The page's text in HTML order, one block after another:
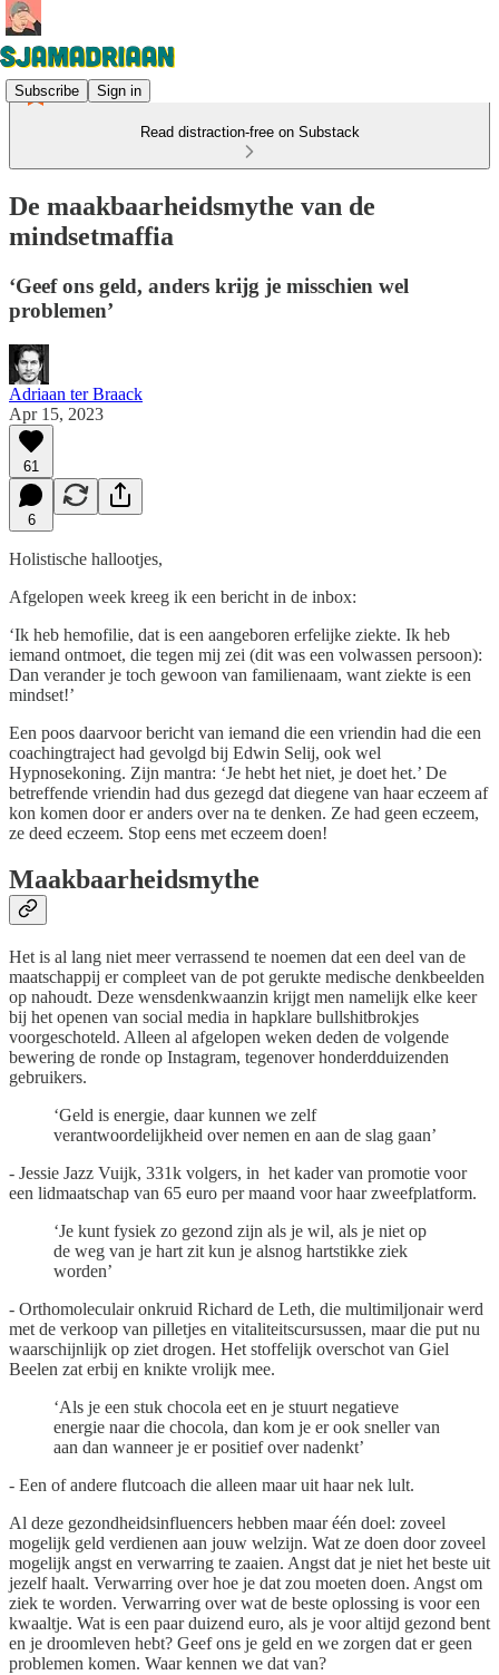
Subscribe Sign in
Read distraction-free on Substack
De maakbaarheidsmythe van de
mindsetmaffia
‘Geef ons geld, anders krijg je misschien wel
problemen’
Adriaan ter Braack
Apr 15, 2023
61
6
Holistische hallootjes,
Afgelopen week kreeg ik een bericht in de inbox:
‘Ik heb hemofilie, dat is een aangeboren erfelijke ziekte. Ik heb
iemand ontmoet, die tegen mij zei (dit was een volwassen persoon):
Dan verander je toch gewoon van familienaam, want ziekte is een
mindset!’
Een poos daarvoor bericht van iemand die een vriendin had die een
coachingtraject had gevolgd bij Edwin Selij, ook wel
Hypnosekoning. Zijn mantra: ‘Je hebt het niet, je doet het.’ De
betreffende vriendin had dus gezegd dat diegene van haar eczeem af
kon komen door er anders over na te denken. Ze had geen eczeem,
ze deed eczeem. Stop eens met eczeem doen!
Maakbaarheidsmythe
Het is al lang niet meer verrassend te noemen dat een deel van de
maatschappij er compleet van de pot gerukte medische denkbeelden
op nahoudt. Deze wensdenkwaanzin krijgt men namelijk elke keer
bij het openen van social media in hapklare bullshitbrokjes
voorgeschoteld. Alleen al afgelopen weken deden de volgende
bewering de ronde op Instagram, tegenover honderdduizenden
gebruikers.
‘Geld is energie, daar kunnen we zelf
verantwoordelijkheid over nemen en aan de slag gaan’
- Jessie Jazz Vuijk, 331k volgers, in het kader van promotie voor
een lidmaatschap van 65 euro per maand voor haar zweefplatform.
‘Je kunt fysiek zo gezond zijn als je wil, als je niet op
de weg van je hart zit kun je alsnog hartstikke ziek
worden’
- Orthomoleculair onkruid Richard de Leth, die multimiljonair werd
met de verkoop van pilletjes en vitaliteitscursussen, maar die put nu
waarschijnlijk op ziet drogen. Het stoffelijk overschot van Giel
Beelen zat erbij en knikte vrolijk mee.
‘Als je een stuk chocola eet en je stuurt negatieve
energie naar die chocola, dan kom je er ook sneller van
aan dan wanneer je er positief over nadenkt’
- Een of andere flutcoach die alleen maar uit haar nek lult.
Al deze gezondheidsinfluencers hebben maar één doel: zoveel
mogelijk geld verdienen aan jouw welzijn. Wat ze doen door zoveel
mogelijk angst en verwarring te zaaien. Angst dat je niet het beste uit
jezelf haalt. Verwarring over hoe je dat zou moeten doen. Angst om
ziek te worden. Verwarring over wat de beste oplossing is voor een
kwaaltje. Wat is een paar duizend euro, als je voor altijd gezond bent
en je droomleven hebt? Geef ons je geld en we zorgen dat er geen
problemen komen. Waar kennen we dat van?